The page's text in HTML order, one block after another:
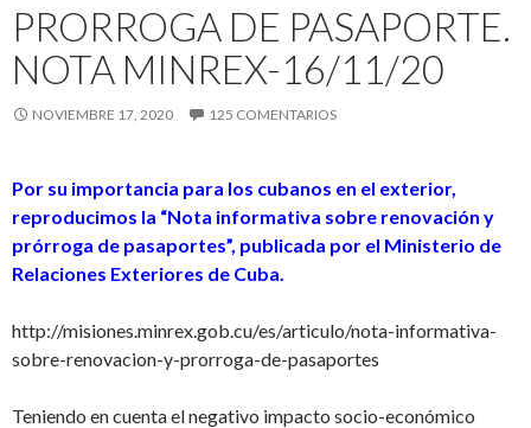
PRORROGA DE PASAPORTE.
NOTA MINREX-16/11/20
NOVIEMBRE 17, 2020 125 COMENTARIOS
Por su importancia para los cubanos en el exterior,
reproducimos la “Nota informativa sobre renovación y
prórroga de pasaportes”, publicada por el Ministerio de
Relaciones Exteriores de Cuba.
http://misiones.minrex.gob.cu/es/articulo/nota-informativa-
sobre-renovacion-y-prorroga-de-pasaportes
Teniendo en cuenta el negativo impacto socio-económico